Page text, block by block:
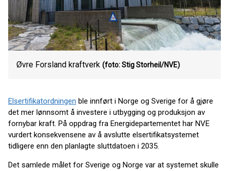
Øvre Forsland kraftverk (foto: Stig Storheil/NVE)
Elsertifikatordningen ble innført i Norge og Sverige for å gjøre
det mer lønnsomt å investere i utbygging og produksjon av
fornybar kraft. På oppdrag fra Energidepartementet har NVE
vurdert konsekvensene av å avslutte elsertifikatsystemet
tidligere enn den planlagte sluttdatoen i 2035.
Det samlede målet for Sverige og Norge var at systemet skulle